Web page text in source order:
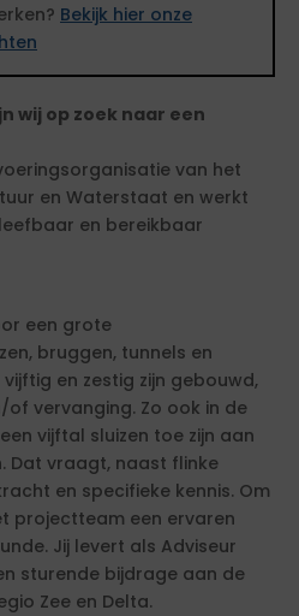
Bekijk hier onze
wij op zoek naar een
van het
en Waterstaat en werkt
en bereikbaar
een grote
bruggen, tunnels en
en zestig zijn gebouwd,
vervanging. Zo ook in de
vijftal sluizen toe zijn aan
Dat vraagt, naast flinke
en specifieke kennis. Om
projectteam een ervaren
Jij levert als Adviseur
sturende bijdrage aan de
Zee en Delta.